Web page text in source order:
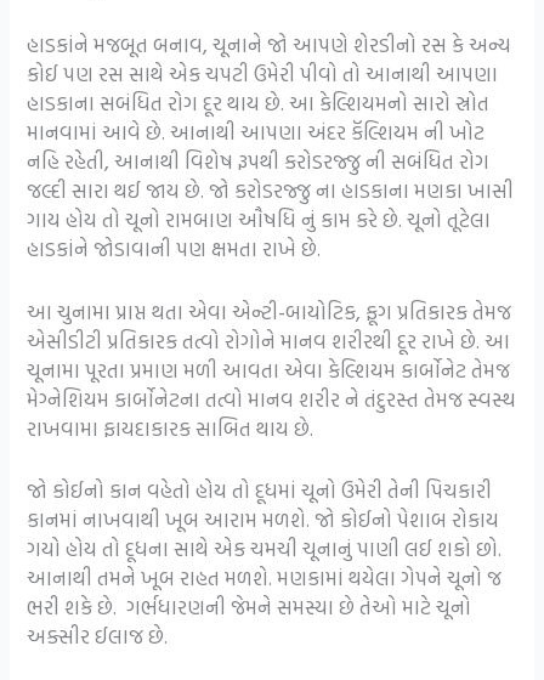
હાડકાંને મજબૂત બનાવ, ચૂનાને જો આપણે શેરડીનો રસ કે અન્ય
કોઈ પણ રસ સાથે એક ચપટી ઉમેરી પીવો તો આનાથી આપણા
હાડકાના સબંધિત રોગ દૂર થાય છે. આ કેલ્શિયમનો સારો સ્રોત
માનવામાં આવે છે. આનાથી આપણા અંદર કૅલ્શિયમ ની ખોટ
નહિ રહેતી, આનાથી વિશેષ રૂપથી કરોડરજ્જુ ની સબંધિત રોગ
જલ્દી સારા થઈ જાય છે. જો કરોડરજ્જુ ના હાડકાના મણકા ખાસી
ગાય હોય તો ચૂનો રામબાણ ઔષધિ નું કામ કરે છે. ચૂનો તૂટેલા
હાડકાંને જોડાવાની પણ ક્ષમતા રાખે છે.
આ ચુનામા પ્રાપ્ત થતા એવા એન્ટી-બાયોટિક, ફૂગ પ્રતિકારક તેમજ
એસીડીટી પ્રતિકારક તત્વો રોગોને માનવ શરીરથી દૂર રાખે છે. આ
ચૂનામા પૂરતા પ્રમાણ મળી આવતા એવા કેલ્શિયમ કાર્બોનેટ તેમજ
મેગ્નેશિયમ કાર્બોનેટના તત્વો માનવ શરીર ને તંદુરસ્ત તેમજ સ્વસ્થ
રાખવામા ફાયદાકારક સાબિત થાય છે.
જો કોઈનો કાન વહેતો હોય તો દૂધમાં ચૂનો ઉમેરી તેની પિચકારી
કાનમાં નાખવાથી ખૂબ આરામ મળશે. જો કોઈનો પેશાબ રોકાય
ગયો હોય તો દૂધના સાથે એક ચમચી ચૂનાનું પાણી લઈ શકો છો.
આનાથી તમને ખૂબ રાહત મળશે. મણકામાં થયેલા ગેપને ચૂનો જ
ભરી શકે છે. ગર્ભધારણની જેમને સમસ્યા છે તેઓ માટે ચૂનો
અક્સીર ઈલાજ છે.